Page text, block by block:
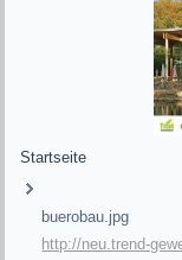
Startseite
buerobau.jpg
http://neu.trend-